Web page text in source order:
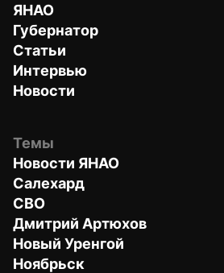
ЯНАО
Губернатор
Статьи
Интервью
Новости
Темы
Новости ЯНАО
Салехард
СВО
Дмитрий Артюхов
Новый Уренгой
Ноябрьск